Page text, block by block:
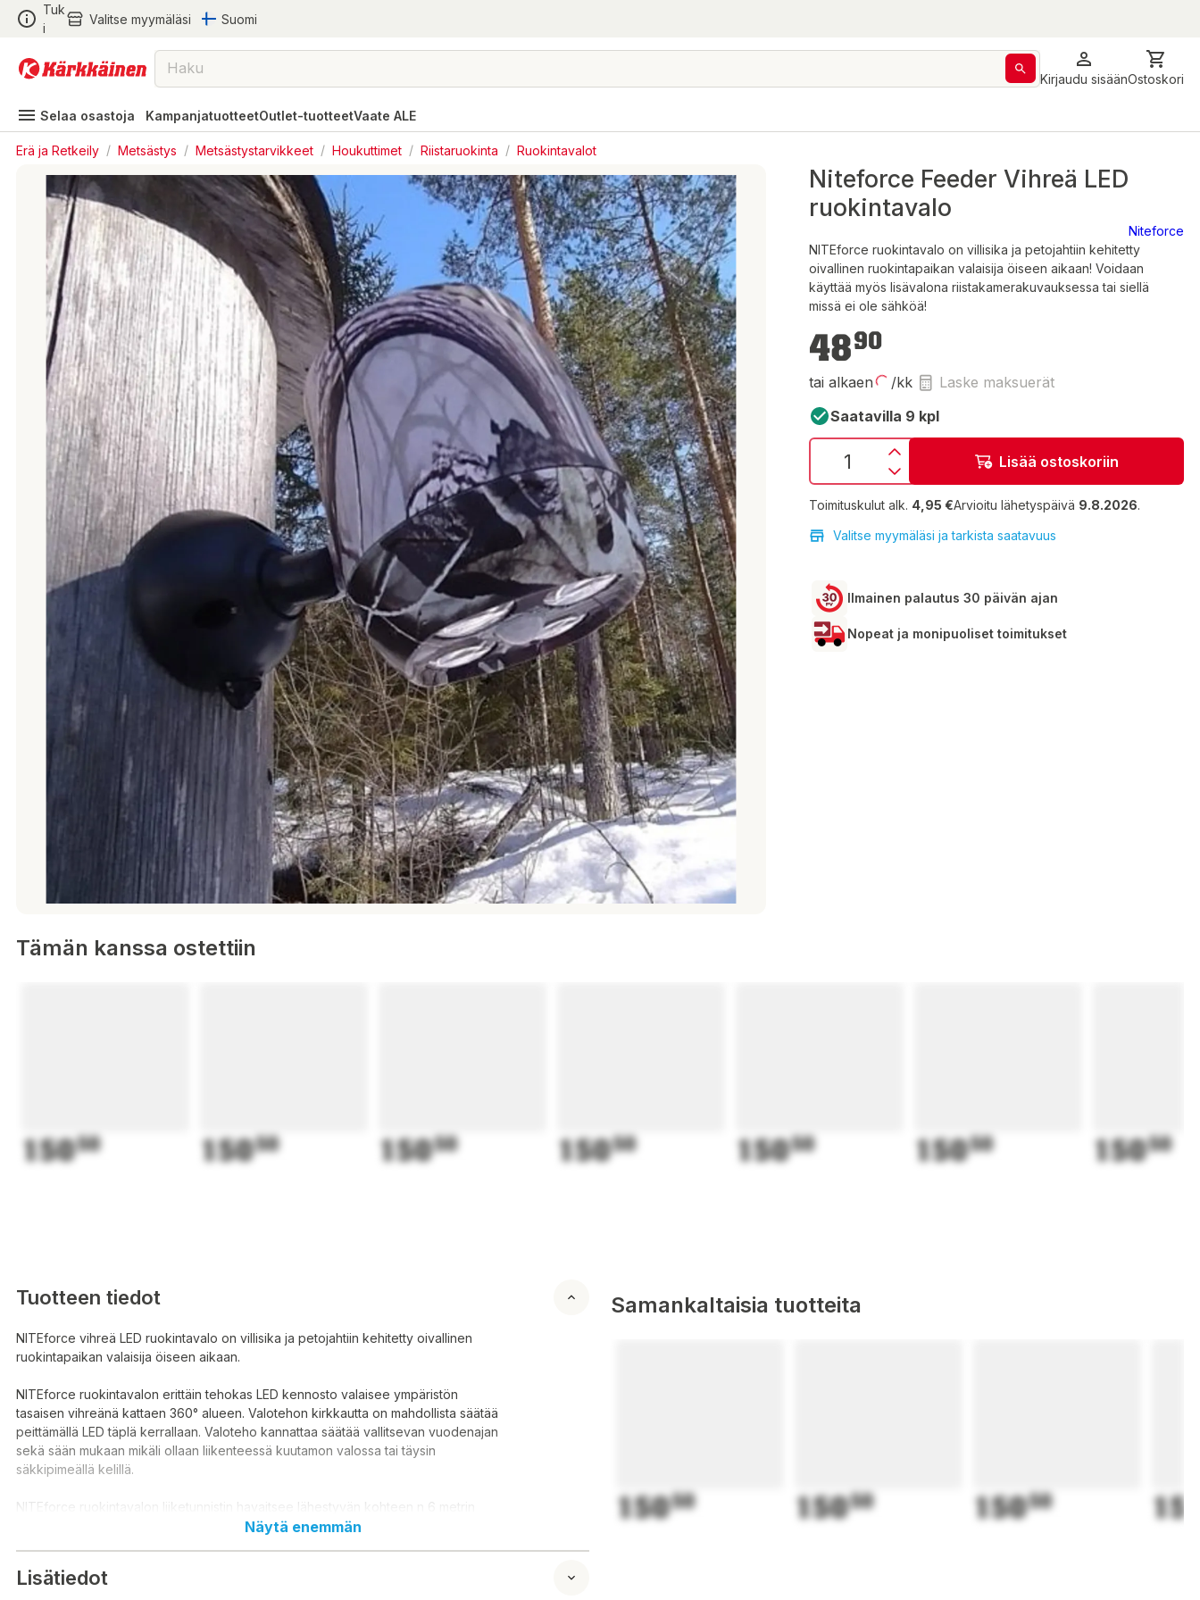
Tuk
i
Valitse myymäläsi Suomi
Kirjaudu sisäänOstoskori
Selaa osastoja KampanjatuotteetOutlet-tuotteetVaate ALE
Erä ja Retkeily / Metsästys / Metsästystarvikkeet / Houkuttimet / Riistaruokinta / Ruokintavalot
Niteforce Feeder Vihreä LED
ruokintavalo
NITEforce ruokintavalo on villisika ja petojahtiin kehitetty
oivallinen ruokintapaikan valaisija öiseen aikaan! Voidaan
käyttää myös lisävalona riistakamerakuvauksessa tai siellä
missä ei ole sähköä!
Niteforce
4890
tai alkaen /kk
Laske maksuerät
Saatavilla 9 kpl
Lisää ostoskoriin
Toimituskulut alk. 4,95 €Arvioitu lähetyspäivä 9.8.2026.
Valitse myymäläsi ja tarkista saatavuus
Ilmainen palautus 30 päivän ajan
Nopeat ja monipuoliset toimitukset
Tämän kanssa ostettiin
15050 15050 15050 15050 15050 15050 15050
Tuotteen tiedot
NITEforce vihreä LED ruokintavalo on villisika ja petojahtiin kehitetty oivallinen
ruokintapaikan valaisija öiseen aikaan.
NITEforce ruokintavalon erittäin tehokas LED kennosto valaisee ympäristön
tasaisen vihreänä kattaen 360° alueen. Valotehon kirkkautta on mahdollista säätää
peittämällä LED täplä kerrallaan. Valoteho kannattaa säätää vallitsevan vuodenajan
sekä sään mukaan mikäli ollaan liikenteessä kuutamon valossa tai täysin
säkkipimeällä kelillä.
NITEforce ruokintavalon liiketunnistin havaitsee lähestyvän kohteen n 6 metrin
päästä. Kun liikehavainto on saavutettu, automaattisesti syttyvä LED kennosto
mikäli liike kohteessa jatkuu.
Näytä enemmän
Lisätiedot
Samankaltaisia tuotteita
15050 15050 15050